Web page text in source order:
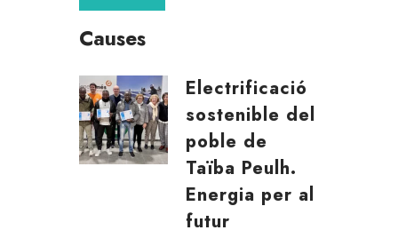
Causes
Electrificació
sostenible del
poble de
Taïba Peulh.
Energia per al
futur